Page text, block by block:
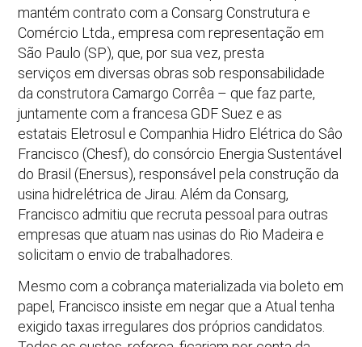
mantém contrato com a Consarg Construtura e
Comércio Ltda., empresa com representação em
São Paulo (SP), que, por sua vez, presta
serviços em diversas obras sob responsabilidade
da construtora Camargo Corrêa – que faz parte,
juntamente com a francesa GDF Suez e as
estatais Eletrosul e Companhia Hidro Elétrica do Sâo
Francisco (Chesf), do consórcio Energia Sustentável
do Brasil (Enersus), responsável pela construção da
usina hidrelétrica de Jirau. Além da Consarg,
Francisco admitiu que recruta pessoal para outras
empresas que atuam nas usinas do Rio Madeira e
solicitam o envio de trabalhadores.
Mesmo com a cobrança materializada via boleto em
papel, Francisco insiste em negar que a Atual tenha
exigido taxas irregulares dos próprios candidatos.